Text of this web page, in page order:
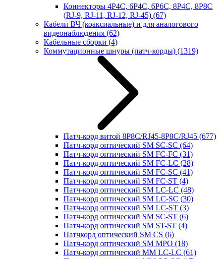
Коннекторы 4P4C, 6P4C, 6P6C, 8P4C, 8P8C
(RJ-9, RJ-11, RJ-12, RJ-45) (67)
Кабели ВЧ (коаксиальные) и для аналогового
видеонаблюдения (62)
Кабельные сборки (4)
Коммутационные шнуры (патч-корды) (1319)
Патч-корд витой 8P8C/RJ45-8P8C/RJ45 (677)
Патч-корд оптический SM SC-SC (64)
Патч-корд оптический SM FC-FC (31)
Патч-корд оптический SM FC-LC (28)
Патч-корд оптический SM FC-SC (41)
Патч-корд оптический SM FC-ST (4)
Патч-корд оптический SM LC-LC (48)
Патч-корд оптический SM LC-SC (30)
Патч-корд оптический SM LC-ST (3)
Патч-корд оптический SM SC-ST (6)
Патч-корд оптический SM ST-ST (4)
Патчкорд оптический SM CS (6)
Патч-корд оптический SM MPO (18)
Патч-корд оптический MM LC-LC (61)